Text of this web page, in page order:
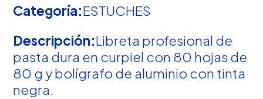
Categoría:ESTUCHES
Descripción:Libreta profesional de
pasta dura en curpiel con 80 hojas de
80 g y bolígrafo de aluminio con tinta
negra.